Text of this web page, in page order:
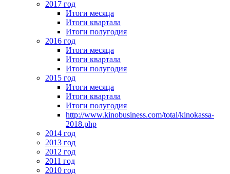
2017 год
Итоги месяца
Итоги квартала
Итоги полугодия
2016 год
Итоги месяца
Итоги квартала
Итоги полугодия
2015 год
Итоги месяца
Итоги квартала
Итоги полугодия
http://www.kinobusiness.com/total/kinokassa-
2018.php
2014 год
2013 год
2012 год
2011 год
2010 год